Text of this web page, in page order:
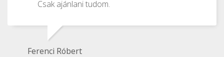
Csak ajánlani tudom.
Ferenci Róbert